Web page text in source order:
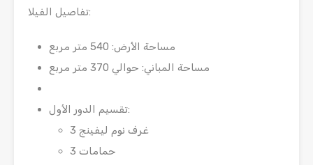
تفاصيل الفيلا:
مساحة الأرض: 540 متر مربع
مساحة المباني: حوالي 370 متر مربع
تقسيم الدور الأول:
3 غرف نوم ليفينج
3 حمامات